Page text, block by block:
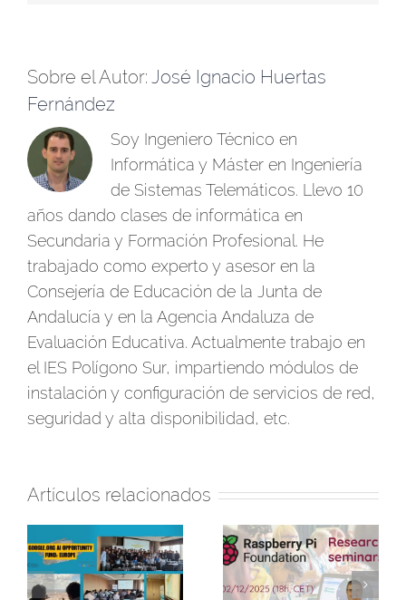
Sobre el Autor: José Ignacio Huertas
Fernández
Soy Ingeniero Técnico en
Informática y Máster en Ingeniería
de Sistemas Telemáticos. Llevo 10
años dando clases de informática en
Secundaria y Formación Profesional. He
trabajado como experto y asesor en la
Consejería de Educación de la Junta de
Andalucía y en la Agencia Andaluza de
Evaluación Educativa. Actualmente trabajo en
el IES Polígono Sur, impartiendo módulos de
instalación y configuración de servicios de red,
seguridad y alta disponibilidad, etc.
Artículos relacionados
Programamos
participa en los
«Seminarios de
Finaliza la primera
edición de la